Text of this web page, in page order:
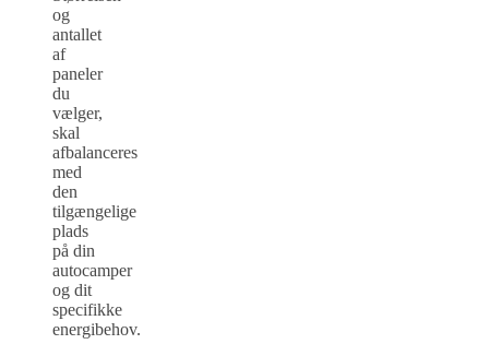
og
antallet
af
paneler
du
vælger,
skal
afbalanceres
med
den
tilgængelige
plads
på din
autocamper
og dit
specifikke
energibehov.